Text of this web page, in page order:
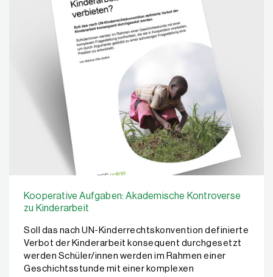
Kooperative Aufgaben: Akademische Kontroverse
zu Kinderarbeit
Soll das nach UN-Kinderrechtskonvention definierte
Verbot der Kinderarbeit konsequent durchgesetzt
werden Schüler/innen werden im Rahmen einer
Geschichtsstunde mit einer komplexen